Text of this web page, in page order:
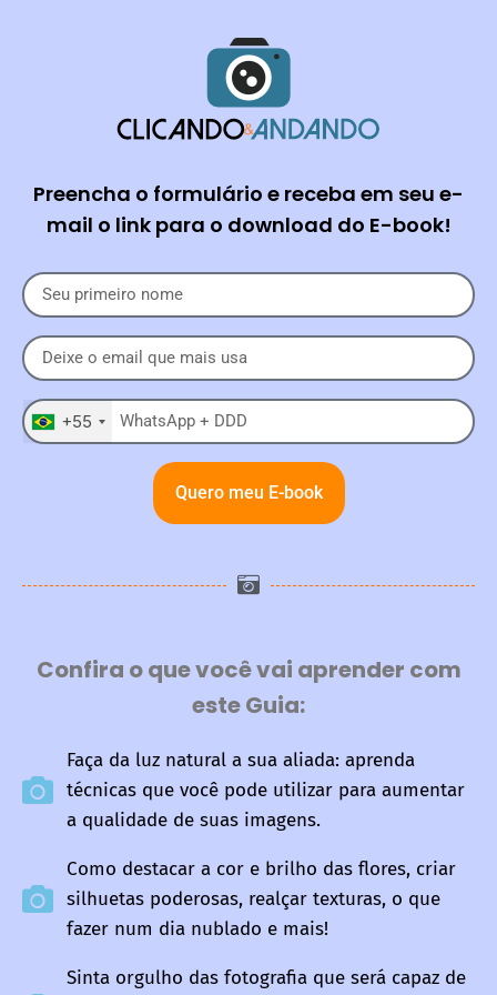
Preencha o formulário e receba em seu e-
mail o link para o download do E-book!
+55
Quero meu E-book
Confira o que você vai aprender com
este Guia:
Faça da luz natural a sua aliada: aprenda
técnicas que você pode utilizar para aumentar
a qualidade de suas imagens.
Como destacar a cor e brilho das flores, criar
silhuetas poderosas, realçar texturas, o que
fazer num dia nublado e mais!
Sinta orgulho das fotografia que será capaz de